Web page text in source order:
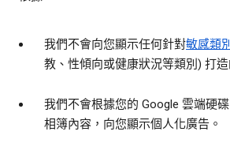
我們不會向您顯示任何針對敏感類別
教、性傾向或健康狀況等類別) 打造
我們不會根據您的 Google 雲端硬
相簿內容，向您顯示個人化廣告。